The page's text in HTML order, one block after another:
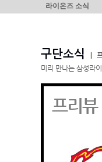
라이온즈 소식
구단소식
미리 만나는 삼성라
프리뷰